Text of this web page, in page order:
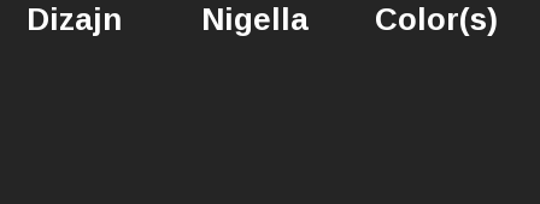
Dizajn
Nigella
Color(s)